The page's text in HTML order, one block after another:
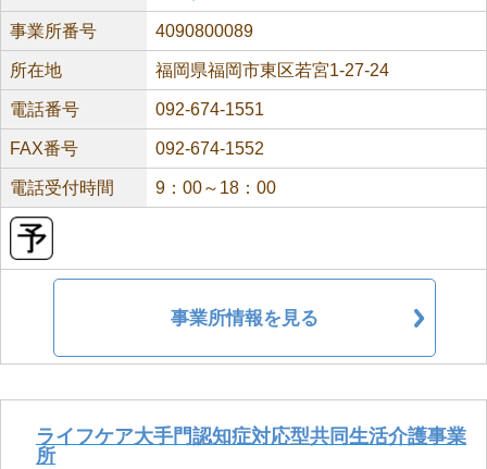
事業所番号 4090800089
所在地 福岡県福岡市東区若宮1-27-24
電話番号 092-674-1551
FAX番号 092-674-1552
電話受付時間 9：00～18：00
事業所情報を見る
ライフケア大手門認知症対応型共同生活介護事業
所